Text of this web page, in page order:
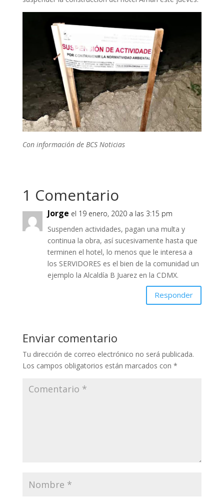
Con información de BCS Noticias
1 Comentario
Jorge el 19 enero, 2020 a las 3:15 pm
Suspenden actividades, pagan una multa y
continua la obra, así sucesivamente hasta que
terminen el hotel, lo menos que le interesa a
los SERVIDORES es el bien de la comunidad un
ejemplo la Alcaldía B Juarez en la CDMX.
Responder
Enviar comentario
Tu dirección de correo electrónico no será publicada.
Los campos obligatorios están marcados con *